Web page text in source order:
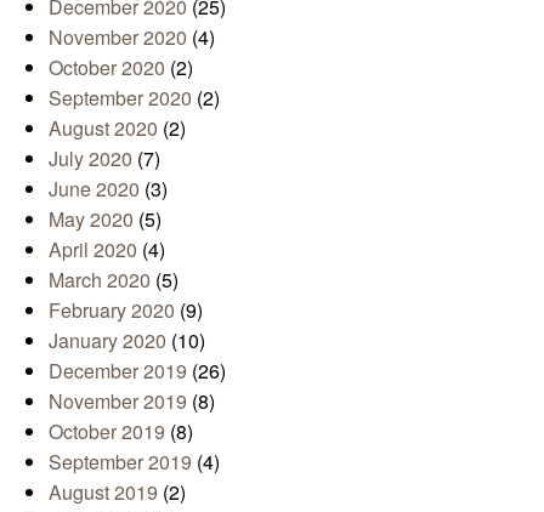
December 2020 (25)
November 2020 (4)
October 2020 (2)
September 2020 (2)
August 2020 (2)
July 2020 (7)
June 2020 (3)
May 2020 (5)
April 2020 (4)
March 2020 (5)
February 2020 (9)
January 2020 (10)
December 2019 (26)
November 2019 (8)
October 2019 (8)
September 2019 (4)
August 2019 (2)